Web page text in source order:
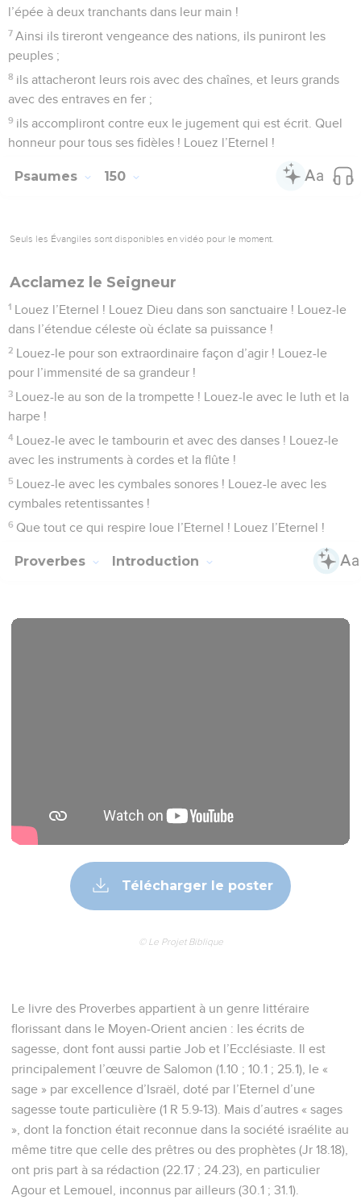
l’épée à deux tranchants dans leur main !
7 Ainsi ils tireront vengeance des nations, ils puniront les
peuples ;
8 ils attacheront leurs rois avec des chaînes, et leurs grands
avec des entraves en fer ;
9 ils accompliront contre eux le jugement qui est écrit. Quel
honneur pour tous ses fidèles ! Louez l’Eternel !
Psaumes 150
Seuls les Évangiles sont disponibles en vidéo pour le moment.
Acclamez le Seigneur
1 Louez l’Eternel ! Louez Dieu dans son sanctuaire ! Louez-le
dans l’étendue céleste où éclate sa puissance !
2 Louez-le pour son extraordinaire façon d’agir ! Louez-le
pour l’immensité de sa grandeur !
3 Louez-le au son de la trompette ! Louez-le avec le luth et la
harpe !
4 Louez-le avec le tambourin et avec des danses ! Louez-le
avec les instruments à cordes et la flûte !
5 Louez-le avec les cymbales sonores ! Louez-le avec les
cymbales retentissantes !
6 Que tout ce qui respire loue l’Eternel ! Louez l’Eternel !
Proverbes Introduction
Télécharger le poster
© Le Projet Biblique
Le livre des Proverbes appartient à un genre littéraire
florissant dans le Moyen-Orient ancien : les écrits de
sagesse, dont font aussi partie Job et l’Ecclésiaste. Il est
principalement l’œuvre de Salomon (1.10 ; 10.1 ; 25.1), le «
sage » par excellence d’Israël, doté par l’Eternel d’une
sagesse toute particulière (1 R 5.9-13). Mais d’autres « sages
», dont la fonction était reconnue dans la société israélite au
même titre que celle des prêtres ou des prophètes (Jr 18.18),
ont pris part à sa rédaction (22.17 ; 24.23), en particulier
Agour et Lemouel, inconnus par ailleurs (30.1 ; 31.1).